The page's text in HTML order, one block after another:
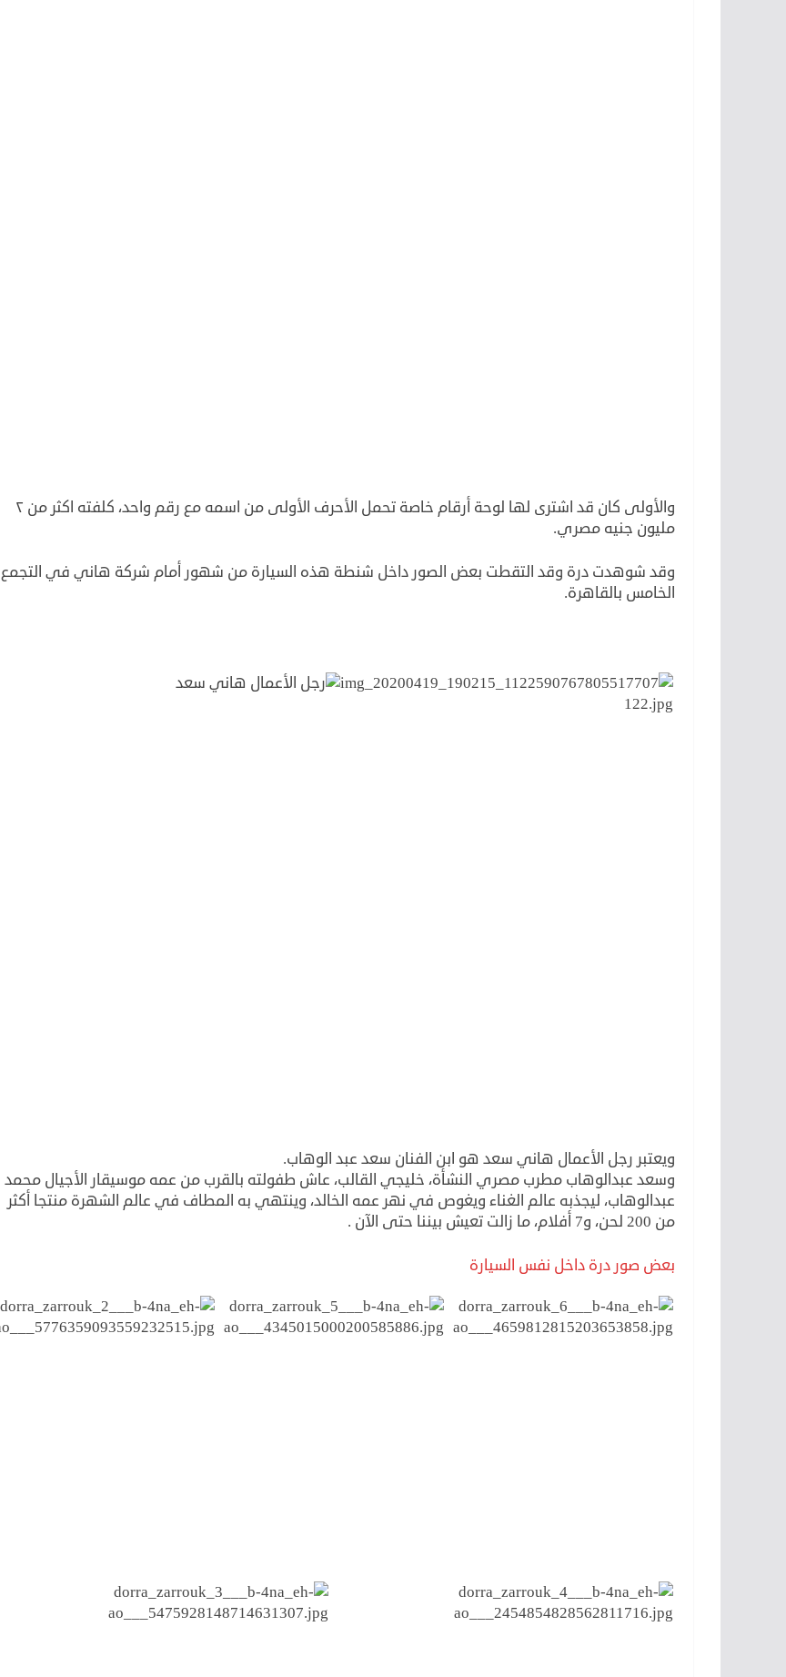
والأولى كان قد اشترى لها لوحة أرقام خاصة تحمل الأحرف الأولى من اسمه مع رقم واحد، كلفته اكثر من ٢
مليون جنيه مصري.
وقد شوهدت درة وقد التقطت بعض الصور داخل شنطة هذه السيارة من شهور أمام شركة هاني في التجمع
الخامس بالقاهرة.
ويعتبر رجل الأعمال هاني سعد هو ابن الفنان سعد عبد الوهاب.
وسعد عبدالوهاب مطرب مصري النشأة، خليجي القالب، عاش طفولته بالقرب من عمه موسيقار الأجيال محمد
عبدالوهاب، ليجذبه عالم الغناء ويغوص في نهر عمه الخالد، وينتهي به المطاف في عالم الشهرة منتجا أكثر
من 200 لحن، و7 أفلام، ما زالت تعيش بيننا حتى الآن .
بعض صور درة داخل نفس السيارة